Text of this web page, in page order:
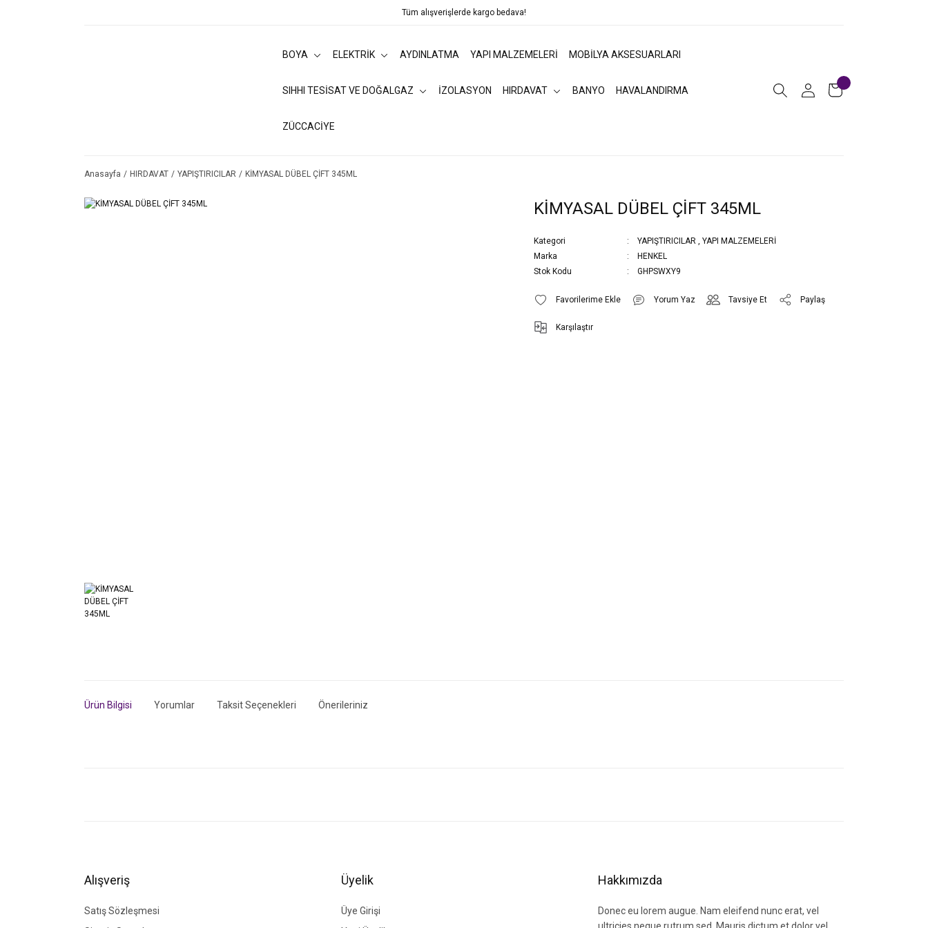
Tüm alışverişlerde kargo bedava!
BOYA ELEKTRİK AYDINLATMA YAPI MALZEMELERİ MOBİLYA AKSESUARLARI
SIHHI TESİSAT VE DOĞALGAZ İZOLASYON HIRDAVAT BANYO HAVALANDIRMA
ZÜCCACİYE
Anasayfa HIRDAVAT YAPIŞTIRICILAR KİMYASAL DÜBEL ÇİFT 345ML
KİMYASAL DÜBEL ÇİFT 345ML
Kategori YAPIŞTIRICILAR , YAPI MALZEMELERİ
Marka
HENKEL
Stok Kodu
GHPSWXY9
Yorum Yaz Tavsiye Et Paylaş
Karşılaştır
Ürün Bilgisi Yorumlar Taksit Seçenekleri Önerileriniz
Ürün fiyatı diğer sitelerden daha pahalı.
Bu ürüne benzer farklı alternatifler olmalı.
Alışveriş
Satış Sözleşmesi
Üyelik
Üye Girişi
Hakkımızda
Donec eu lorem augue. Nam eleifend nunc erat, vel